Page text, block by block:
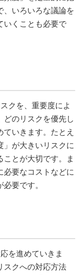
、いろいろな議論を
いくことも必要で
クを、重要度によ
どのリスクを優先し
いきます。たとえ
」が大きいリスクに
とが大切です。ま
必要なコストなどに
要です。
を進めていきま
スクへの対応方法